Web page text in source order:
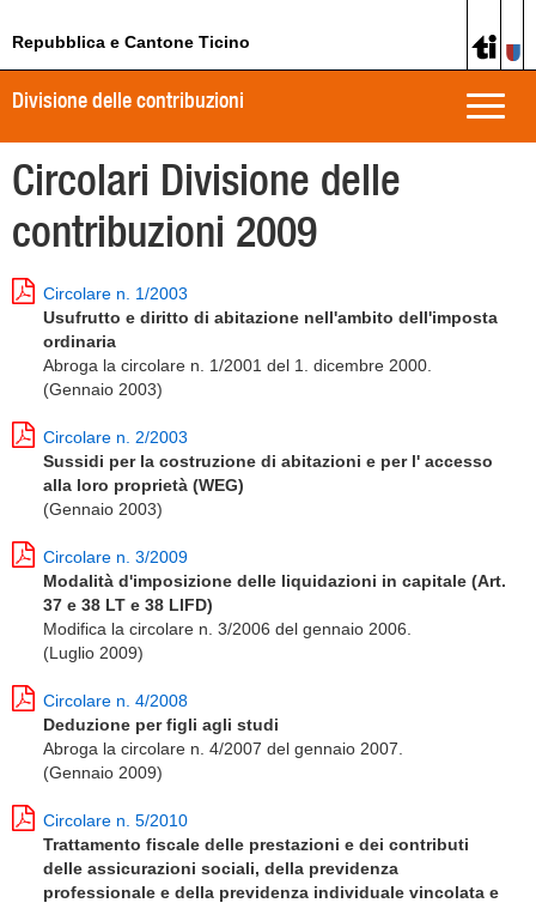
Repubblica e Cantone Ticino
Toggle
Divisione delle contribuzioni
Circolari Divisione delle
contribuzioni 2009
Circolare n. 1/2003
Usufrutto e diritto di abitazione nell'ambito dell'imposta
ordinaria
Abroga la circolare n. 1/2001 del 1. dicembre 2000.
(Gennaio 2003)
Circolare n. 2/2003
Sussidi per la costruzione di abitazioni e per l' accesso
alla loro proprietà (WEG)
(Gennaio 2003)
Circolare n. 3/2009
Modalità d'imposizione delle liquidazioni in capitale (Art.
37 e 38 LT e 38 LIFD)
Modifica la circolare n. 3/2006 del gennaio 2006.
(Luglio 2009)
Circolare n. 4/2008
Deduzione per figli agli studi
Abroga la circolare n. 4/2007 del gennaio 2007.
(Gennaio 2009)
Circolare n. 5/2010
Trattamento fiscale delle prestazioni e dei contributi
delle assicurazioni sociali, della previdenza
professionale e della previdenza individuale vincolata e